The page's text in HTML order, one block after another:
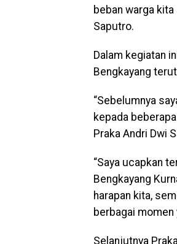
beban warga kita
Saputro.
Dalam kegiatan
Bengkayang
“Sebelumnya
kepada
Praka Andri Dwi
“Saya ucapkan
Bengkayang
harapan kita,
berbagai momen
Selanjutnya